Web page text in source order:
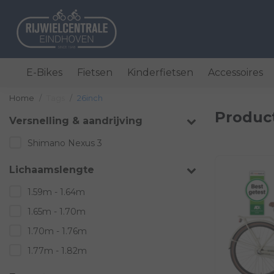
E-Bikes Fietsen Kinderfietsen Accessoires
Home 26inch
Versnelling & aandrijving
Shimano Nexus 3
Lichaamslengte
1.59m - 1.64m
1.65m - 1.70m
1.70m - 1.76m
1.77m - 1.82m